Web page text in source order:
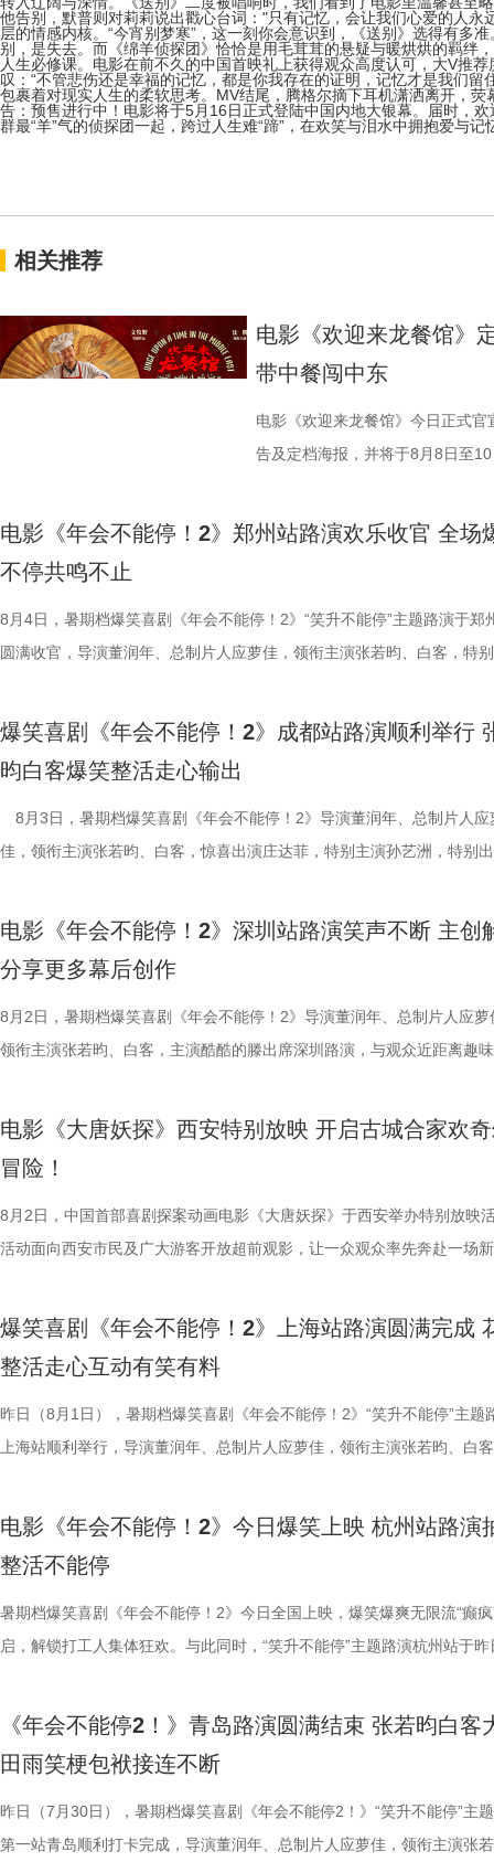
他告别，默普则对莉莉说出戳心台词："只有记忆，会让我们心爱的人永
层的情感内核。“今宵别梦寒”，这一刻你会意识到，《送别》选得有多
别，是失去。而《绵羊侦探团》恰恰是用毛茸茸的悬疑与暖烘烘的羁绊
人生必修课。电影在前不久的中国首映礼上获得观众高度认可，大V推
叹：“不管悲伤还是幸福的记忆，都是你我存在的证明，记忆才是我们留
包裹着对现实人生的柔软思考。MV结尾，腾格尔摘下耳机潇洒离开，荧
告：预售进行中！电影将于5月16日正式登陆中国内地大银幕。届时，
群最“羊”气的侦探团一起，跨过人生难“蹄”，在欢笑与泪水中拥抱爱与记
相关推荐
电影《欢迎来龙餐馆》
带中餐闯中东
电影《欢迎来龙餐馆》今日正式
告及定档海报，并将于8月8日至
当地结识餐馆经理马俊生（蒋奇
间形成鲜明反差。定档海报中，
佳肴满桌，与身后未散的硝烟痕
“硬菜”充满期待。《欢迎来龙餐
浩监制，文牧野、郎群力、钟伟
夫主演，李治廷特别出演，谢里夫
情出演。 海报.jpg 沈腾勇闯中东
时代动荡之中。在不断逼近的现
成为故事展开的核心。 1沈腾.jpg
蒋奇明饰演的马俊生分工合作，
景象。然而，突如其来的战火打
火逐渐席卷整座城市。镜头在美
飞。预告前半段喜感松弛，后半
人们对故事走向的好奇，龙餐馆
将走向何方？ 4赛夫.jpg 3沈腾 蒋
前，身后巨幅龙纹折扇展开，东
安穿透画面，为这幅祥和图景铺
前硝烟在后”的对比，将日常烟火
地烹饪佳肴，使得影片“好好吃饭
找到平衡，旨在挖掘普通人身上
事从本土社会议题延伸至国际化
电影《年会不能停！2》郑州站路演欢乐收官 全场
不停共鸣不止
8月4日，暑期档爆笑喜剧《年会不能停！2》“笑升不能停”主题路演于郑
圆满收官，导演董润年、总制片人应萝佳，领衔主演张若昀、白客，特
情洋溢。影片讲述了“缺心眼”刘奔与“没脾气”马杰包子铺“癫疯”相遇、喜
导，应萝佳担任总制片人，张若昀、白客、高叶领衔主演，大鹏、庄达
出演，孙艺洲特别主演，田雨、王耀庆特别出演，李乃文、李晨、欧阳
情出演，童漠男、酷酷的滕、闫佩伦主演，钟汉良特邀出演。影片猫眼
演热情似火 欢笑声中圆满收官 郑州站路演映后交流全程氛围热烈，董润
齐聚于此，既有轻松欢乐的趣味互动，也有直击人心的走心分享。现场
围拉满，张若昀、白客现场比心，大喊“不要小看我们之间的羁绊啊！”，
声此起彼伏；化身“诸葛卧龙”的白客现场为其余主创匹配《三国演义》人
抛梗调侃，轻松欢乐。 谈及影片结尾刘奔高燃点名之后的去留问题，导
已看淡得失，不在乎去留，而胡董事长清楚公司管理弊病，认可刘奔的
初心，会尽力留下他；总制片人应萝佳则从企业发展视角进行分析，称
发言极具正向价值，公司若将其开除极易引发危机，高层势必会力保他
还有小观众大胆发言，在线喊话主创助力“取消暑假作业”，其家长盛赞影
分别带孩子和母亲一刷、二刷，一家人各有感悟，共享欢乐与共鸣。即
之时，全体主创向现场观众致以诚挚谢意，现场更趣味玩梗为张若昀送
祝福，爆笑声四起，整场路演就在欢笑与温情交织的氛围中圆满收官。
2》正在全国热映，高能欢乐戏份贯穿始终，沉浸式爆笑观影体验，让观
为全片一大亮点，二人一冲一稳，性格反差感拉满，碰撞发出源源不断
花火，不少观众看完直呼“又癫又好看，越品越上头”。随着六城路演火热
展，主创辗转多座城市近距离和影迷互动，映后现场笑声、欢呼声接连
当代打工人内心的同时，也依靠纯粹的爆笑爽感俘获亲子家庭受众。“癫
色好评强势印证，电影《年会不能停！2》适配各类观影人群，年轻人结
卡解压解气，全家组团观影笑声不断，在捧腹大笑之余皆能收获共鸣与
5.jpg6.jpg7.jpg 电影《年会不能停！2》由北京合众睿客影视文化传播有
爆笑喜剧《年会不能停！2》成都站路演顺利举行
昀白客爆笑整活走心输出
8月3日，暑期档爆笑喜剧《年会不能停！2》导演董润年、总制片人应
佳，领衔主演张若昀、白客，惊喜出演庄达菲，特别主演孙艺洲，特别
事。现场不同年龄、职业的观众走心分享观影感受，全程欢笑与掌声交
卡”，由此开启掀桌狂欢、打脸逆袭的全新脑洞故事，由董润年执导，应
担任总制片人，张若昀、白客、高叶领衔主演，大鹏、庄达菲惊喜出演
洲特别主演，田雨、王耀庆特别出演，李乃文、李晨、欧阳奋强友情出
在爆笑热映，一起走进影院越笑越大「升」！ 成都站路演顺利
携张若昀、白客、庄达菲、孙艺洲、田雨、欧阳奋强等一众主创现身，
后交流兼具趣味互动与走心分享，收获现场观众热烈反响。现场观众发
表情管理小游戏，结合加班、功劳被抢、团建取消等各类扎心场景让各
牌比心名场面等，各类花活接连呈现，笑声此起彼伏。 导演董
自己内心所求就能跳出循环；谈及现实与理想主义的冲突，总制片人应
合亲身经历，坦言看清现实后依旧坚守理想主义才是独属于自己的人生
真挚发言令现场观众动容落泪；张若昀亦对此有所解读，他表示刘奔虽
一番；面对年轻观众对未来职场的焦虑，白客送上通透的人生态度，他
自己能成为这个角色，并且愿意为一切后果负责，就可以”；庄达菲则分
怡然不内耗、勇敢追梦的角色内核，为观众送上 “四面八方皆是前方” 的
语；孙艺洲、田雨互评所饰演角色Peter和Bob的心眼，欧阳奋强也以片
嘻哈也惊喜现身并分享观影感受，称“完全演出了我和我同事们的日常”，
《年会不能停！2》正在全国院线火热公映，上映以来持续收获海量观众
好评，猫眼购票平台稳定保持高分，影院场均笑声不断。影片创新融入
循环设定，全程笑点高密度输出，把职场里令人憋屈的形式主义、空洞
电影《年会不能停！2》深圳站路演笑声不断 主创
分享更多幕后创作
8月2日，暑期档爆笑喜剧《年会不能停！2》导演董润年、总制片人应萝
领衔主演张若昀、白客，主演酷酷的滕出席深圳路演，与观众近距离趣
气”马杰包子铺“癫疯”相遇、喜提“无限流体验卡”，由此开启掀桌狂欢、
叶领衔主演，大鹏、庄达菲惊喜出演，孙艺洲特别主演，田雨、王耀庆
演，李乃文、李晨、欧阳奋强友情出演，童漠男、酷酷的滕、闫佩伦主
汉良特邀出演。影片猫眼电影开分9.6，正在爆笑热映，一起走进影院越
场，董润年、应萝佳、张若昀、白客、酷酷的滕等主创齐聚亮相，现场
共同嗨聊，氛围热烈。现场趣味互动花样不断，张若昀复刻假面骑士、
择“马”系人设、一起说“爱你呦”等整活轮番上演，欢声笑语贯穿全程。 现
众提问刘马组合穿越闯关是否也对应《西游记》里师徒取经的情节，导
掌名场面对应《水浒传》除暴安良的侠义底色、片中 “卧龙凤雏”“三顾茅
“宝二爷直接变身董事长”。 他表示，创作时特意将中华传统文化融入故
望观众观影时能读出独有的熟悉感与亲切感；制片人应萝佳谈及现实与
义，她表示如果现实环境一时半会难以改变，不如先走进影院开心：“随
前后的成长变化，张若昀分别使用了“燃”和“登”两个字来概括不同阶段的
择业难题，白客再度引用《出师表》表达观点：“开张圣听，以光先帝遗
恢弘志士之气，不宜妄自菲薄，引喻失义，以塞忠谏”，他认为不必局限
即彼的答案；酷酷的滕全程输出满满情绪价值，将影片金句“展翅高飞”贯
电影《大唐妖探》西安特别放映 开启古城合家欢
冒险！
8月2日，中国首部喜剧探案动画电影《大唐妖探》于西安举办特别放映
活动面向西安市民及广大游客开放超前观影，让一众观众率先奔赴一场
觉奇观。不少携孩子一同观影的家长纷纷表示：“孩子看得很开心”“让孩
名不分先后）领衔声音出演，将于8月8日全国上映，目前正在火热预售
1.jpg 此次影片选择在西安开启特别放映，正是出于对千年长安盛唐底蕴
敬。影片以万国来朝的大唐为故事背景，将机械动能与唐代都市风貌相
城”。此外，主创团队还依托“八水绕长安”的经典水系布局，设计贯穿整
具想象力的大唐奇幻都市图景。 2.jpg 作为暑期档适配全年龄段的合家欢
电影，《大唐妖探》满足了大小观众双向适配的观影体验。对小朋友而
片跌宕起伏的探案冒险故事，能够让孩子在奇幻的机关世界中开拓眼界
年观众而言，环环相扣、悬念十足的探案剧情极具观赏性，细节满满的
统文化的深厚底蕴。 3.jpg 在西安特别放映的活动现场，不少家长专程携
到场观影。轻松欢乐的剧情、精巧奇幻的机关场景、鲜活可爱的古典妖
象，全程牢牢吸引着观众们的目光。观影过程中，孩子们跟随剧情一同
爆笑喜剧《年会不能停！2》上海站路演圆满完成
整活走心互动有笑有料
昨日（8月1日），暑期档爆笑喜剧《年会不能停！2》“笑升不能停”主题
上海站顺利举行，导演董润年、总制片人应萝佳，领衔主演张若昀、白
后，惊喜互动不断。影片已于昨日全国公映，猫眼电影开分9.6，爆笑爆
片讲述了“缺心眼”刘奔与“没脾气”马杰包子铺“癫疯”相遇、喜提“无限流体
卡”，由此开启掀桌狂欢、打脸逆袭的全新脑洞故事，由董润年执导，应
担任总制片人，张若昀、白客、高叶领衔主演，大鹏、庄达菲惊喜出演
漠男、酷酷的滕、闫佩伦主演，钟汉良特邀出演。影片爆笑热映中，一
断 上海站路演映后见面，董润年、应萝佳、张若昀、白客、孙艺洲、田
耀庆、范湉湉等一众主创齐聚现场，全程笑点与走心感悟交织，亮点纷
动环节欢乐整活不断，张若昀、白客趣味回答“如果角色穿越宫斗剧能存
电影《年会不能停！2》今日爆笑上映 杭州站路演
整活不能停
暑期档爆笑喜剧《年会不能停！2》今日全国上映，爆笑爆爽无限流“癫疯
启，解锁打工人集体狂欢。与此同时，“笑升不能停”主题路演杭州站于昨
庚戌亮相现场，与观众展开热情互动，畅聊幕后趣闻。此前影片限时点
情一路高涨。 影片讲述了“缺心眼”刘奔与“没脾气”马杰包子铺“癫疯”相遇
提“无限流体验卡”，由此开启掀桌狂欢、打脸逆袭的全新脑洞故事，由董
执导，应萝佳担任总制片人，张若昀、白客、高叶领衔主演，大鹏、庄
《年会不能停2！》青岛路演圆满结束 张若昀白客
田雨笑梗包袱接连不断
昨日（7月30日），暑期档爆笑喜剧《年会不能停2！》“笑升不能停”主
第一站青岛顺利打卡完成，导演董润年、总制片人应萝佳，领衔主演张